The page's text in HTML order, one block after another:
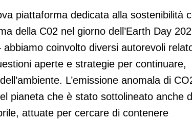
piattaforma dedicata alla sostenibilità
della C02 nel giorno dell’Earth Day
coinvolto diversi autorevoli
aperte e strategie per continuare,
L’emissione anomala di
pianeta che è stato sottolineato anche
attuate per cercare di contenere